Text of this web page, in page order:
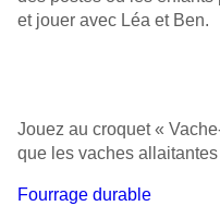
et jouer avec Léa et Ben.
Jouez au croquet «
que les vaches
Fourrage durable